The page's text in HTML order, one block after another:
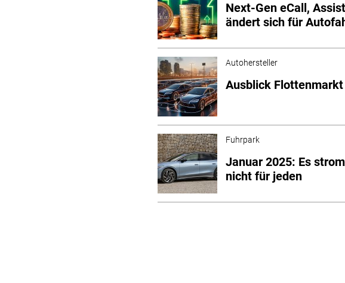
Next-Gen eCall,
ändert sich für
Autohersteller
Ausblick
Fuhrpark
Januar 2025: Es
nicht für jeden